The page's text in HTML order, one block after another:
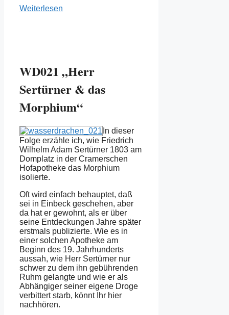
Weiterlesen
WD021 „Herr
Sertürner & das
Morphium“
In dieser
Folge erzähle ich, wie Friedrich
Wilhelm Adam Sertürner 1803 am
Domplatz in der Cramerschen
Hofapotheke das Morphium
isolierte.
Oft wird einfach behauptet, daß
sei in Einbeck geschehen, aber
da hat er gewohnt, als er über
seine Entdeckungen Jahre später
erstmals publizierte. Wie es in
einer solchen Apotheke am
Beginn des 19. Jahrhunderts
aussah, wie Herr Sertürner nur
schwer zu dem ihn gebührenden
Ruhm gelangte und wie er als
Abhängiger seiner eigene Droge
verbittert starb, könnt Ihr hier
nachhören.